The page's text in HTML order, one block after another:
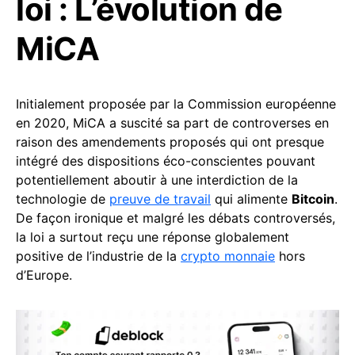
loi : L’évolution de
MiCA
Initialement proposée par la Commission européenne
en 2020, MiCA a suscité sa part de controverses en
raison des amendements proposés qui ont presque
intégré des dispositions éco-conscientes pouvant
potentiellement aboutir à une interdiction de la
technologie de preuve de travail qui alimente Bitcoin.
De façon ironique et malgré les débats controversés,
la loi a surtout reçu une réponse globalement
positive de l’industrie de la crypto monnaie hors
d’Europe.